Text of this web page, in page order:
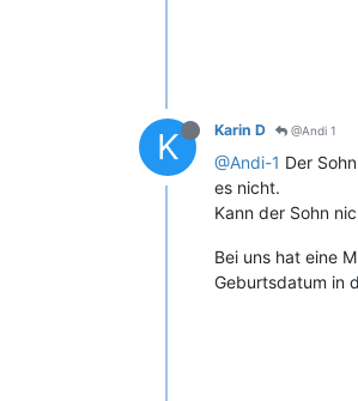
K Karin D @Andi 1
@Andi-1 Der
es nicht.
Kann der Sohn
Bei uns hat eine
Geburtsdatum in